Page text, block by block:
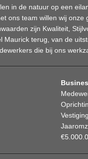
in de natuur op een
ons team willen wij
zijn Kwaliteit,
Maurick terug, van de
die bij ons